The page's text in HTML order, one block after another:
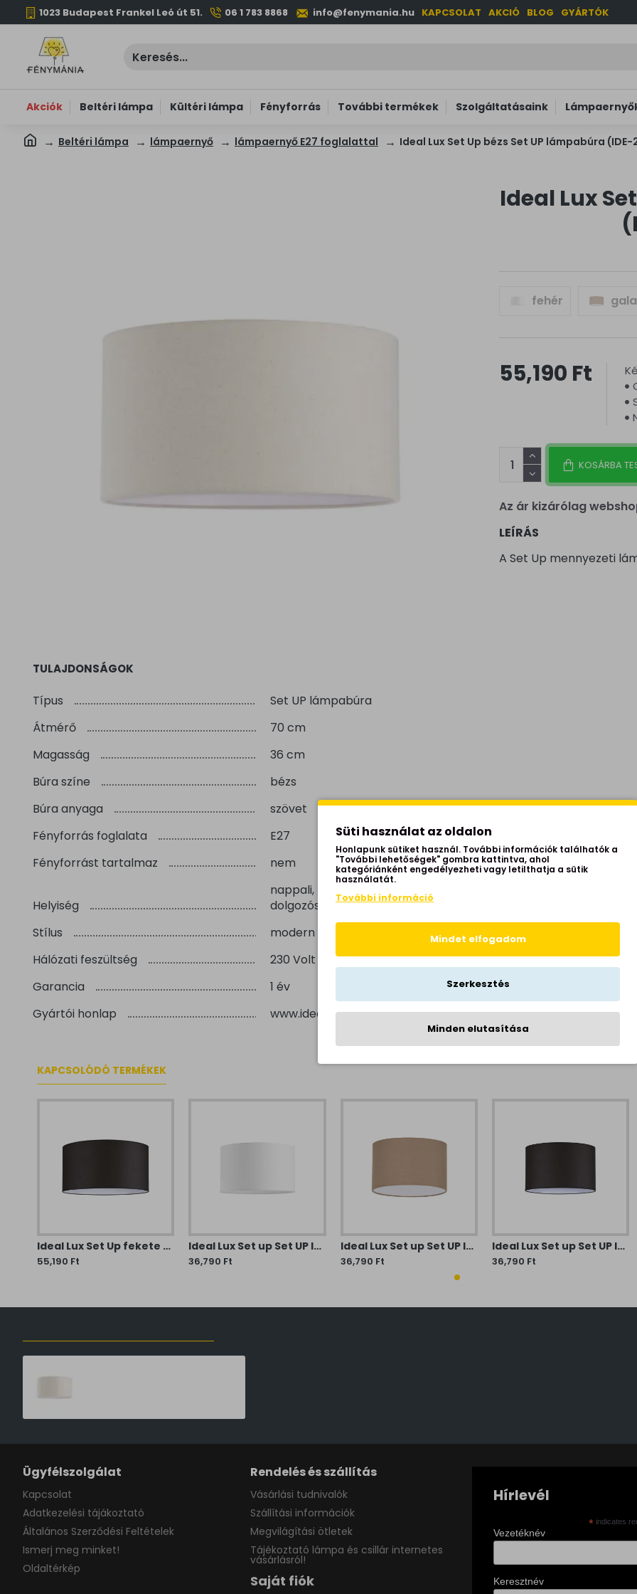
1023 Budapest Frankel Leó út 51. 06 1 783 8868 info@fenymania.hu KAPCSOLAT AKCIÓ BLOG GYÁRTÓK
Akciók Beltéri lámpa Kültéri lámpa Fényforrás További termékek Szolgáltatásaink
Beltéri lámpa lámpaernyő lámpaernyő E27 foglalattal Ideal Lux Set Up bézs Set UP lámpabúra (IDE-
TULAJDONSÁGOK
Típus
Set UP lámpabúra
Átmérő
70 cm
Magasság
36 cm
Búra színe
bézs
Búra anyaga
szövet
Fényforrás foglalata
E27
Fényforrást tartalmaz
nem
Helyiség
nappali, hálószoba, étkező,
dolgozószoba, iroda
Stílus
modern
Hálózati feszültség
230 Volt
Garancia
1 év
Gyártói honlap
www.ideal-lux.com
Ideal Lux
Az ár kizárólag
fehér
55,190 Ft
KOSÁRBA
LEÍRÁS
A Set Up mennyezeti
KAPCSOLÓDÓ TERMÉKEK
Ideal Lux Set Up fekete Set UP lámpabúra (IDE-270029) E27
55,190 Ft
Ideal Lux Set up Set UP lámpabúra (IDE-260457) IP20
36,790 Ft
Ideal Lux Set up Set UP lámpabúra (IDE-304625) IP20
36,790 Ft
Ideal Lux Set up Set UP lámpabúra (IDE-270012) IP20
36,790 Ft
Ügyfélszolgálat
Kapcsolat
Adatkezelési tájákoztató
Általános Szerződési Feltételek
Ismerj meg minket!
Oldaltérkép
Rendelés és szállítás
Vásárlási tudnivalók
Szállítási információk
Megvilágítási ötletek
Tájékoztató lámpa és csillár internetes
vásárlásról!
Saját fiók
Hírlevél
* indicates
Vezetéknév
Keresztnév
Süti használat az oldalon
Honlapunk sütiket használ. További információk találhatók a
"További lehetőségek" gombra kattintva, ahol
kategóriánként engedélyezheti vagy letilthatja a sütik
használatát.
További információ
Mindet elfogadom
Szerkesztés
Minden elutasítása